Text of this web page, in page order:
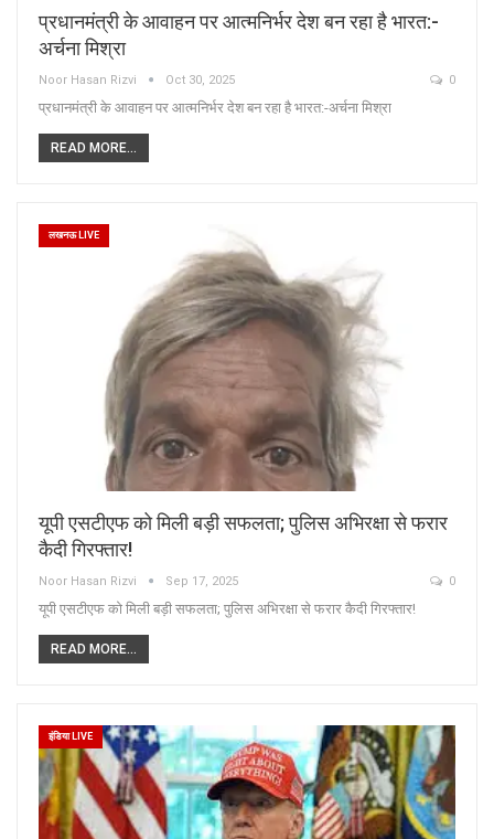
प्रधानमंत्री के आवाहन पर आत्मनिर्भर देश बन रहा है भारत:-
अर्चना मिश्रा
Noor Hasan Rizvi Oct 30, 2025 0
प्रधानमंत्री के आवाहन पर आत्मनिर्भर देश बन रहा है भारत:-अर्चना मिश्रा
READ MORE...
लखनऊ LIVE
यूपी एसटीएफ को मिली बड़ी सफलता; पुलिस अभिरक्षा से फरार
कैदी गिरफ्तार!
Noor Hasan Rizvi Sep 17, 2025 0
यूपी एसटीएफ को मिली बड़ी सफलता; पुलिस अभिरक्षा से फरार कैदी गिरफ्तार!
READ MORE...
इंडिया LIVE